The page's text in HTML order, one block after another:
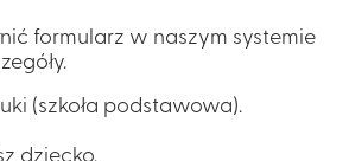
formularz w naszym systemie
(szkoła podstawowa).
dziecko.